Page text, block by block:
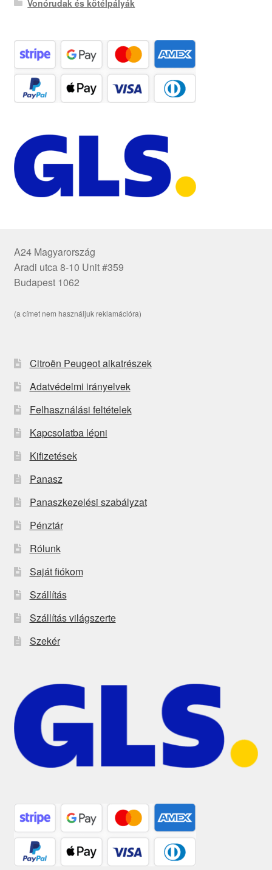
Vonórudak és kötélpályák
A24 Magyarország
Aradi utca 8-10 Unit #359
Budapest 1062
(a címet nem használjuk reklamációra)
Citroën Peugeot alkatrészek
Adatvédelmi irányelvek
Felhasználási feltételek
Kapcsolatba lépni
Kifizetések
Panasz
Panaszkezelési szabályzat
Pénztár
Rólunk
Saját fiókom
Szállítás
Szállítás világszerte
Szekér